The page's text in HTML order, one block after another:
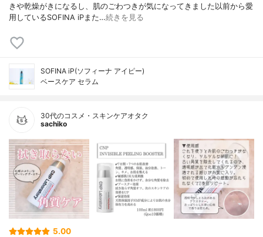
きや乾燥がきになるし、肌のごわつきが気になってきました以前から愛
用しているSOFINA iPまた…続きを見る
SOFINA iP(ソフィーナ アイピー)
ベースケア セラム
30代のコスメ・スキンケアオタク
sachiko
5.00